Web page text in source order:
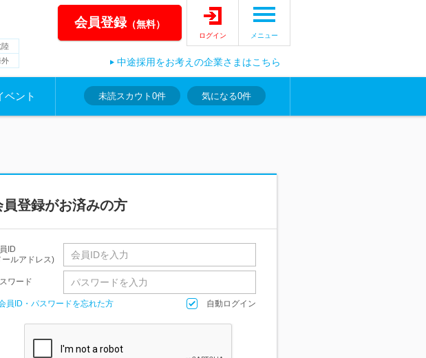
陸
外
会員登録（無料）
ログイン メニュー
中途採用をお考えの企業さまはこちら
ベント 未読スカウト 0件 気になる0件
員登録がお済みの方
ID
ールアドレス)
ワード
員ID・パスワードを忘れた方 自動ログイン